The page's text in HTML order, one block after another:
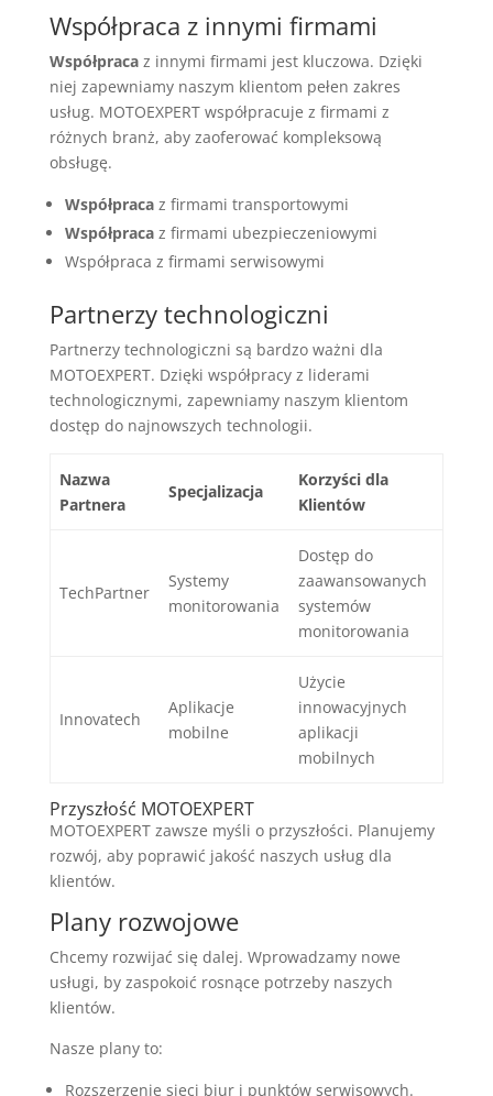
Współpraca z innymi firmami
Współpracaz innymi firmami jest kluczowa. Dzięki
niej zapewniamy naszym klientom pełen zakres
usług. MOTOEXPERT współpracuje z firmami z
różnych branż, aby zaoferować kompleksową
obsługę.
Współpracaz firmami transportowymi
Współpracaz firmami ubezpieczeniowymi
Współpraca z firmami serwisowymi
Partnerzy technologiczni
Partnerzy technologiczni są bardzo ważni dla
MOTOEXPERT. Dzięki współpracy z liderami
technologicznymi, zapewniamy naszym klientom
dostęp do najnowszych technologii.
Nazwa
Partnera
Specjalizacja
Korzyści dla
Klientów
TechPartner
Systemy
monitorowania
Dostęp do
zaawansowanych
systemów
monitorowania
Innovatech
Aplikacje
mobilne
Użycie
innowacyjnych
aplikacji
mobilnych
Przyszłość MOTOEXPERT
MOTOEXPERT zawsze myśli o przyszłości. Planujemy
rozwój, aby poprawić jakość naszych usług dla
klientów.
Plany rozwojowe
Chcemy rozwijać się dalej. Wprowadzamy nowe
usługi, by zaspokoić rosnące potrzeby naszych
klientów.
Nasze plany to:
Rozszerzenie sieci biur i punktów serwisowych.